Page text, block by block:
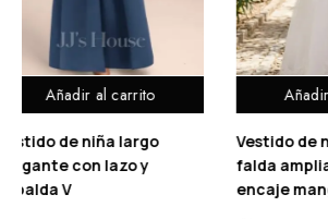
Añadir al carrito
Vestido de niña formal
falda amplia de tul con
encaje manga corta
estilo